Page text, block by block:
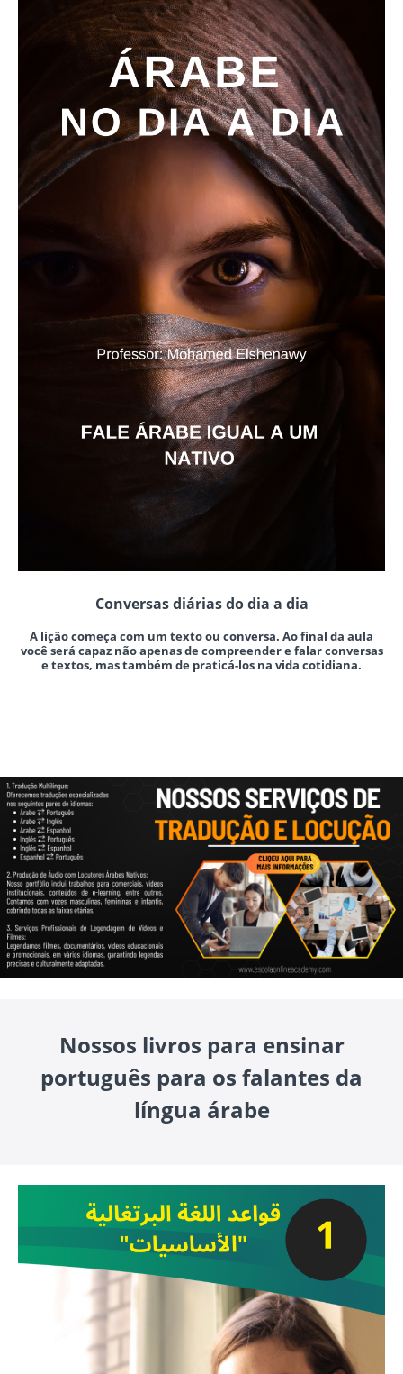
Conversas diárias do dia a dia
A lição começa com um texto ou conversa. Ao final da aula
você será capaz não apenas de compreender e falar conversas
e textos, mas também de praticá-los na vida cotidiana.
Nossos livros para ensinar
português para os falantes da
língua árabe